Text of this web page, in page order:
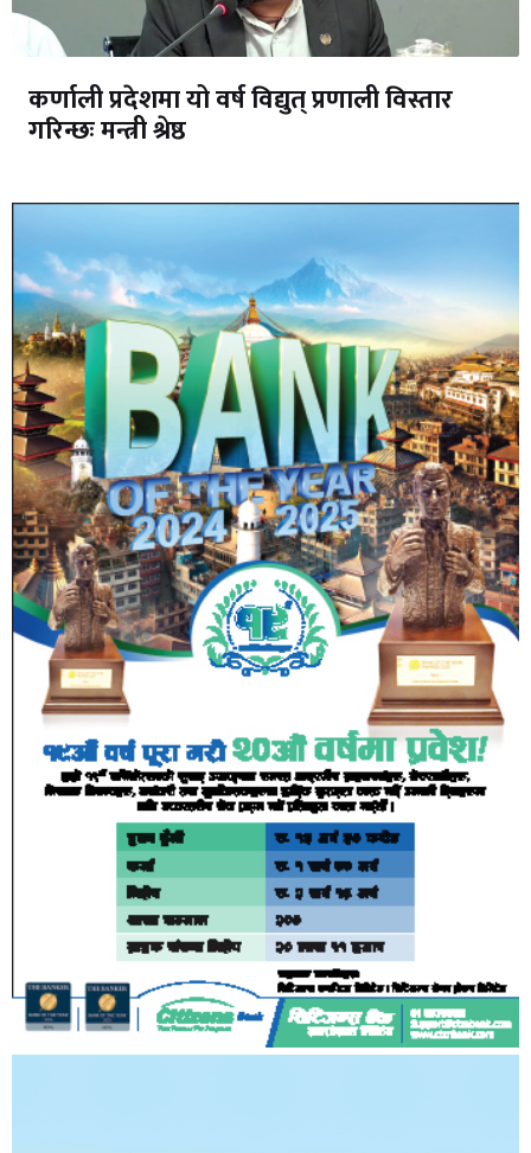
कर्णाली प्रदेशमा यो वर्ष विद्युत् प्रणाली विस्तार
गरिन्छः मन्त्री श्रेष्ठ